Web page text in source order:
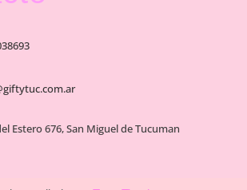
Estero 676, San Miguel de Tucuman